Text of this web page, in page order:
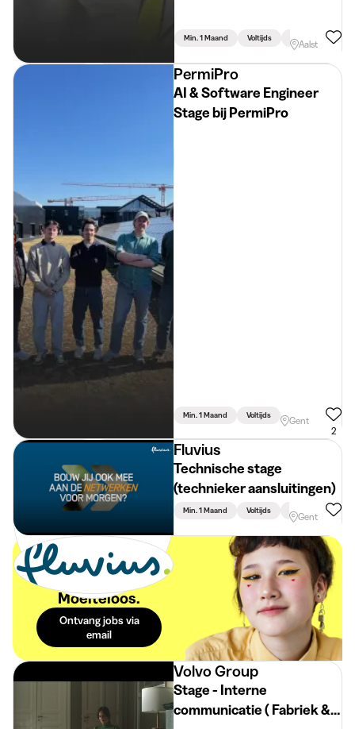
Min. 1 Maand Voltijds
Aalst
PermiPro
AI & Software Engineer
Stage bij PermiPro
Min. 1 Maand Voltijds
Gent
2
Fluvius
Technische stage
(technieker aansluitingen)
Min. 1 Maand Voltijds Technische
Gent
De beste stages
in je mailbox.
Moeiteloos.
Ontvang jobs via
email
Volvo Group
Stage - Interne
communicatie ( Fabriek &